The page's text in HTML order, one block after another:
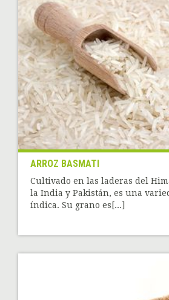
ARROZ BASMATI
Cultivado en las laderas del
la India y Pakistán, es una
índica. Su grano es[...]